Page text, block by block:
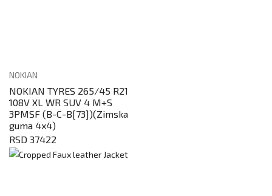
NOKIAN
NOKIAN TYRES 265/45 R21
108V XL WR SUV 4 M+S
3PMSF (B-C-B[73])(Zimska
guma 4x4)
RSD 37422